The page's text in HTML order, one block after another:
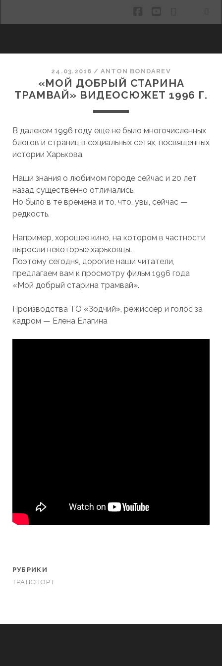
24.03.2016 / ANTON BONDAREV
«МОЙ ДОБРЫЙ СТАРИНА
ТРАМВАЙ» ВИДЕОСЮЖЕТ 1996 Г.
В далеком 1996 году еще не было многочисленных
блогов и страниц в социальных сетях, посвященных
истории Харькова.
Наши знания о любимом городе сейчас и 20 лет
назад существенно отличались.
Но было в те времена и то, что, увы, сейчас —
редкость.
Например, хорошее кино, на котором в частности
выросли некоторые харьковцы.
Поэтому сегодня, дорогие наши читатели,
предлагаем вам к просмотру фильм 1996 года
«Мой добрый старина трамвай».
Производства ТО «Зодчий», режиссер и голос за
кадром — Елена Елагина
РУБРИКИ
ТРАНСПОРТ